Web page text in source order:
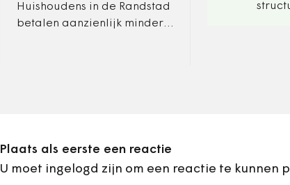
Huishoudens in de Randstad
betalen aanzienlijk minder
Plaats als eerste een reactie
U moet ingelogd zijn om een reactie te kunnen